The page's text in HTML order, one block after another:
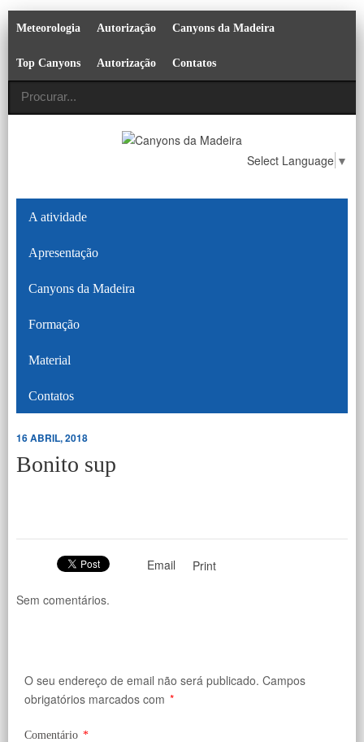
Meteorologia Autorização Canyons da Madeira
Top Canyons Autorização Contatos
Select Language ▼
A atividade
Apresentação
Canyons da Madeira
Formação
Material
Contatos
16 ABRIL, 2018
Bonito sup
Email Print
Sem comentários.
O seu endereço de email não será publicado. Campos
obrigatórios marcados com *
Comentário *